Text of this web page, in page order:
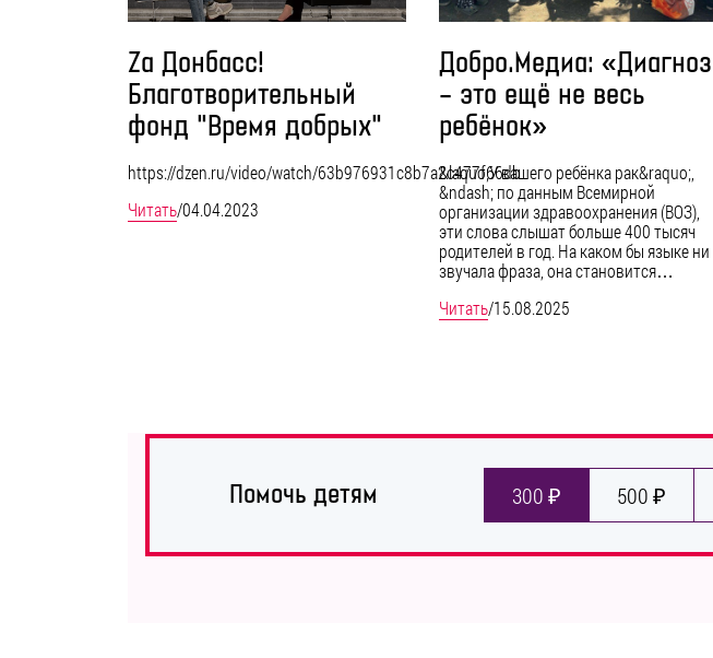
Zа Донбасс!
Благотворительный
фонд "Время добрых"
https://dzen.ru/video/watch/63b976931c8b7a2c477f66db
Читать/04.04.2023
Добро.Медиа: «Диагноз
– это ещё не весь
ребёнок»
&laquo;У вашего ребёнка рак&raquo;,
&ndash; по данным Всемирной
организации здравоохранения (ВОЗ),
эти слова слышат больше 400 тысяч
родителей в год. На каком бы языке ни
звучала фраза, она становится…
Читать/15.08.2025
Помочь детям 300 ₽ 500 ₽